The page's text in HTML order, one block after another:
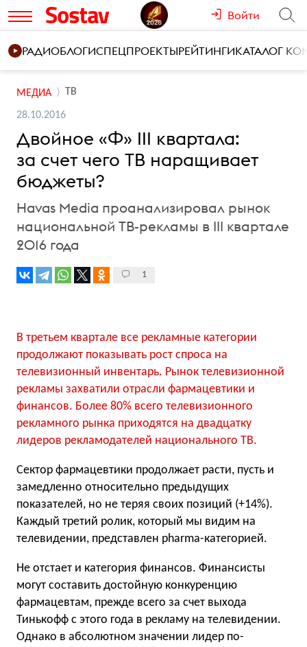
Войти
РАДИОБЛОГИСПЕЦПРОЕКТЫРЕЙТИНГИКАТАЛОГ
МЕДИА ТВ
28.10.2016
Двойное «Ф» III квартала:
за счет чего ТВ наращивает
бюджеты?
Havas Media проанализировал рынок
национальной ТВ-рекламы в III квартале
2016 года
1
В третьем квартале все рекламные категории
продолжают показывать рост спроса на
телевизионный инвентарь. Рынок телевизионной
рекламы захватили отрасли фармацевтики и
финансов. Более 80% всего телевизионного
рекламного рынка приходятся на двадцатку
лидеров рекламодателей национального ТВ.
Сектор фармацевтики продолжает расти, пусть и
замедленно относительно предыдущих
показателей, но не теряя своих позиций (+14%).
Каждый третий ролик, который мы видим на
телевидении, представлен pharma-категорией.
Не отстает и категория финансов. Финансисты
могут составить достойную конкуренцию
фармацевтам, прежде всего за счет выхода
Тинькофф с этого года в рекламу на телевидении.
Однако в абсолютном значении лидер по-